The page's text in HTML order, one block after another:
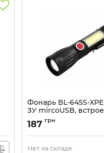
Фонарь BL-645S-
ЗУ mircoUSB,
аккумулятор
Артикул:
187 грн
Нет на складе